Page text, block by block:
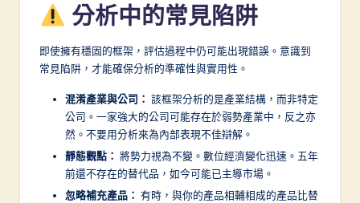
分析中的常見陷阱
即使擁有穩固的框架，評估過程中仍可能出現錯誤。意識到
常見陷阱，才能確保分析的準確性與實用性。
混淆產業與公司： 該框架分析的是產業結構，而非特定
公司。一家強大的公司可能存在於弱勢產業中，反之亦
然。不要用分析來為內部表現不佳辯解。
靜態觀點： 將勢力視為不變。數位經濟變化迅速。五年
前還不存在的替代品，如今可能已主導市場。
忽略補充產品： 有時，與你的產品相輔相成的產品比替